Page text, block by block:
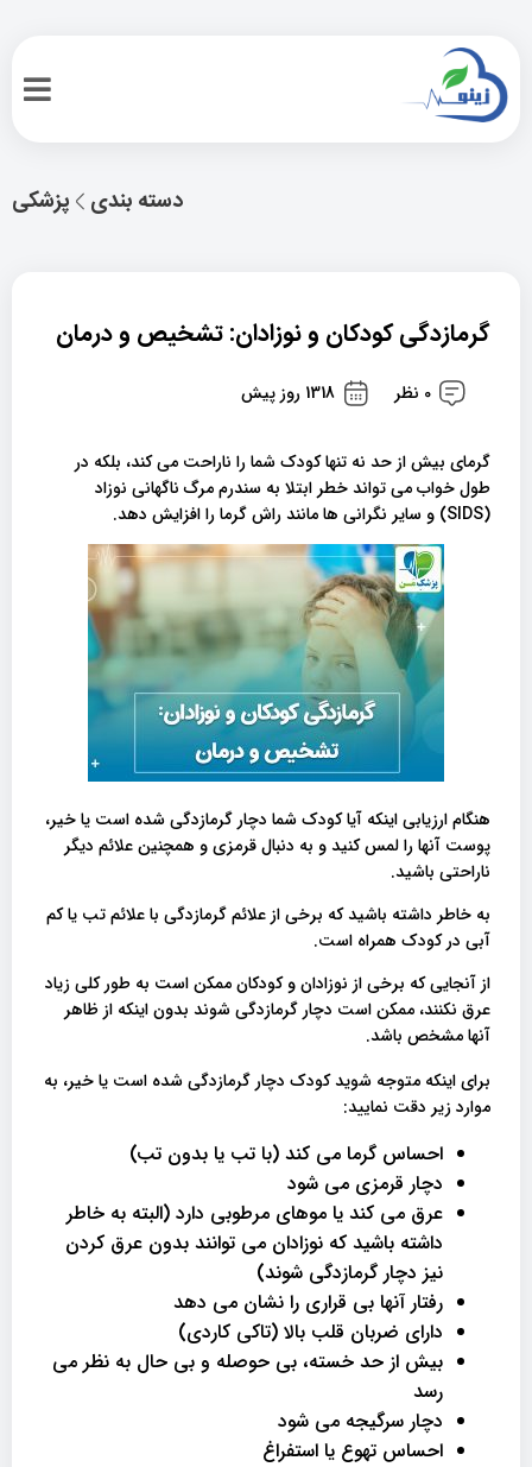
پزشکی دسته بندی
گرمازدگی کودکان و نوزادان: تشخیص و درمان
0 نظر 1318 روز پیش
گرمای بیش از حد نه تنها کودک شما را ناراحت می کند، بلکه در
طول خواب می تواند خطر ابتلا به سندرم مرگ ناگهانی نوزاد
(SIDS) و سایر نگرانی ها مانند راش گرما را افزایش دهد.
هنگام ارزیابی اینکه آیا کودک شما دچار گرمازدگی شده است یا خیر،
پوست آنها را لمس کنید و به دنبال قرمزی و همچنین علائم دیگر
ناراحتی باشید.
به خاطر داشته باشید که برخی از علائم گرمازدگی با علائم تب یا کم
آبی در کودک همراه است.
از آنجایی که برخی از نوزادان و کودکان ممکن است به طور کلی زیاد
عرق نکنند، ممکن است دچار گرمازدگی شوند بدون اینکه از ظاهر
آنها مشخص باشد.
برای اینکه متوجه شوید کودک دچار گرمازدگی شده است یا خیر، به
موارد زیر دقت نمایید:
احساس گرما می کند (با تب یا بدون تب)
دچار قرمزی می شود
عرق می کند یا موهای مرطوبی دارد (البته به خاطر
داشته باشید که نوزادان می توانند بدون عرق کردن
نیز دچار گرمازدگی شوند)
رفتار آنها بی قراری را نشان می دهد
دارای ضربان قلب بالا (تاکی کاردی)
بیش از حد خسته، بی حوصله و بی حال به نظر می
رسد
دچار سرگیجه می شود
احساس تهوع یا استفراغ